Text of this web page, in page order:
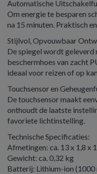
Automatische
Om energie te besparen
na 15 minuten. Praktisch
Stijlvol, Opvouwbaar
De spiegel wordt geleverd
beschermhoes van zacht
ideaal voor reizen of op
Touchsensor en
De touchsensor maakt
onthoudt de laatste
favoriete lichtinstelling.
Technische Specificaties:
Afmetingen: ca. 13 x 1,8 x
Gewicht: ca. 0,32 kg
Batterij: Lithium-ion (1000